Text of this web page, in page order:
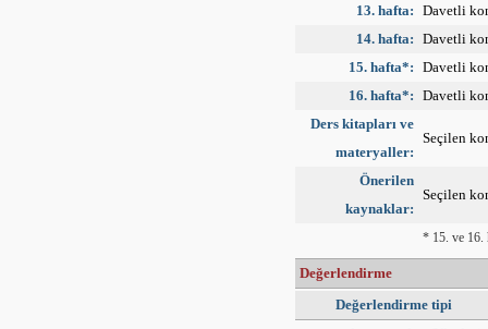
13. hafta: Davetli
14. hafta: Davetli
15. hafta*: Davetli
16. hafta*: Davetli
Ders kitapları ve
materyaller:
Seçilen
Önerilen
kaynaklar:
Seçilen
* 15. ve 16.
Değerlendirme
Değerlendirme tipi